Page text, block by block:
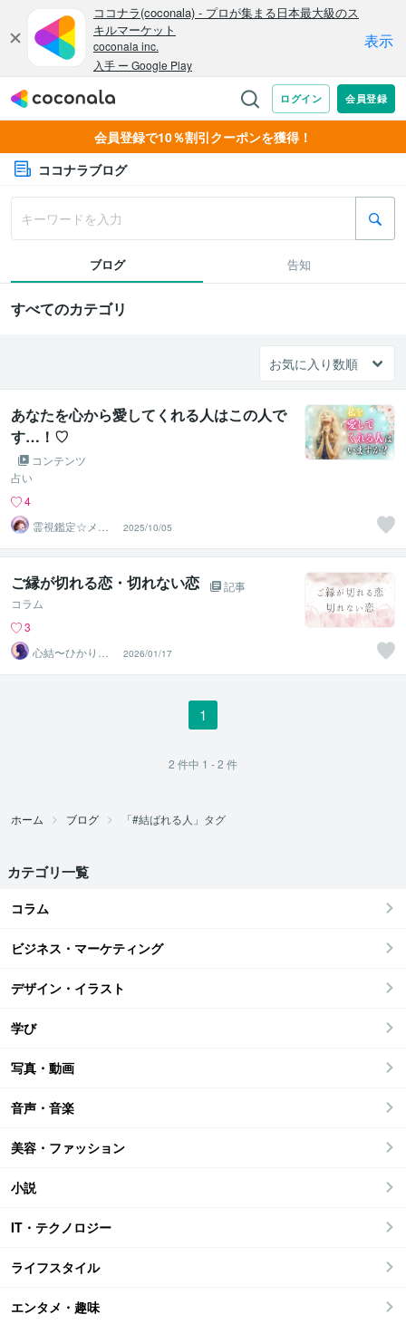
会員登録で10％割引クーポンを獲得！
ココナラブログ
ブログ 告知
すべてのカテゴリ
あなたを心から愛してくれる人はこの人で
す…！♡
コンテンツ
占い
4
霊視鑑定☆メッ
センジャー魅綬
2025/10/05
ご縁が切れる恋・切れない恋
記事
コラム
3
心結〜ひかりの
声〜
2026/01/17
1
2 件中 1 - 2 件
ホーム ブログ 「#結ばれる人」タグ
カテゴリ一覧
コラム
ビジネス・マーケティング
デザイン・イラスト
学び
写真・動画
音声・音楽
美容・ファッション
小説
IT・テクノロジー
ライフスタイル
エンタメ・趣味